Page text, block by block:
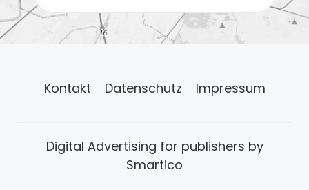
Kontakt Datenschutz Impressum
Digital Advertising for publishers by
Smartico